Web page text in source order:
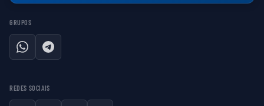
GRUPOS
WhatsAppTelegram
REDES SOCIAIS